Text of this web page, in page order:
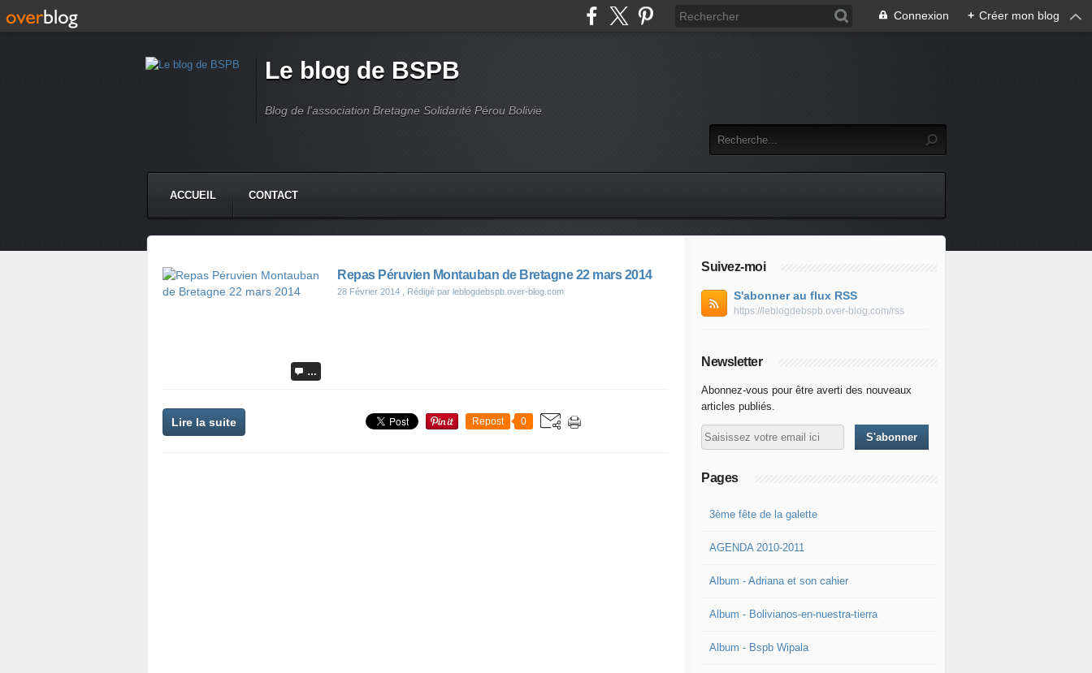
Connexion + Créer mon blog
Le blog de BSPB
Blog de l'association Bretagne Solidarité Pérou Bolivie
ACCUEIL CONTACT
…
Repas Péruvien Montauban de Bretagne 22 mars 2014
28 Février 2014 , Rédigé par leblogdebspb.over-blog.com
Lire la suite Repost 0
Suivez-moi
S'abonner au flux RSS
https://leblogdebspb.over-blog.com/rss
Newsletter
Abonnez-vous pour être averti des nouveaux
articles publiés.
Pages
3ème fête de la galette
AGENDA 2010-2011
Album - Adriana et son cahier
Album - Bolivianos-en-nuestra-tierra
Album - Bspb Wipala